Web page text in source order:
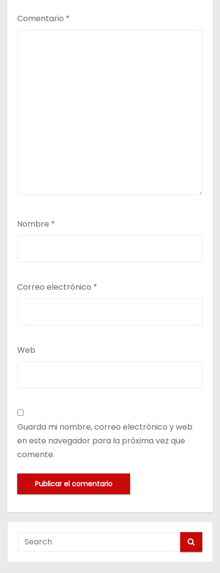
Comentario *
Nombre *
Correo electrónico *
Web
Guarda mi nombre, correo electrónico y web
en este navegador para la próxima vez que
comente.